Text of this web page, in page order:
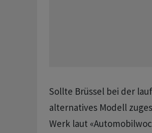
Sollte Brüssel bei der
alternatives Modell
Werk laut